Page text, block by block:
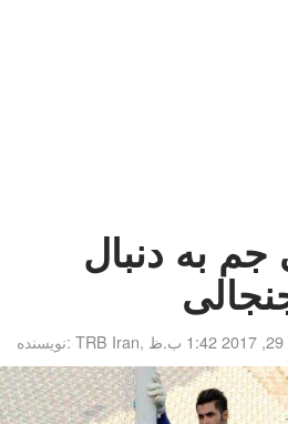
به دنبال
نویسنده:TRB Iran,